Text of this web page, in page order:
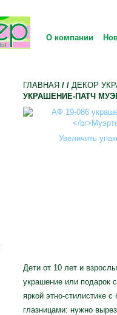
О компании
ГЛАВНАЯ / / ДЕКОР
УКРАШЕНИЕ-ПАТЧ
Увеличить
Дети от 10 лет и
украшение или подарок
яркой этно-стилистике
глазницами: нужно